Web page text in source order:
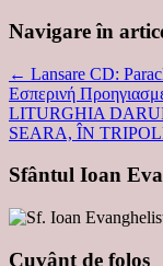
Navigare în
← Lansare CD:
Εσπερινή
LITURGHIA
SEARA, ÎN
Sfântul Ioan
Cuvânt de folos